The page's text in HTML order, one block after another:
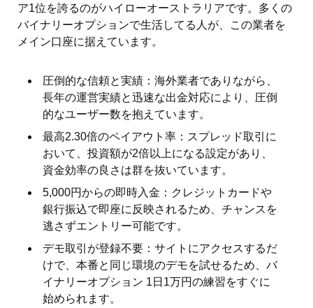
ア1位を誇るのがハイローオーストラリアです。多くの
バイナリーオプションで生活してる人が、この業者を
メイン口座に据えています。
圧倒的な信頼と実績：海外業者でありながら、
長年の運営実績と迅速な出金対応により、圧倒
的なユーザー数を抱えています。
最高2.30倍のペイアウト率：スプレッド取引に
おいて、投資額が2倍以上になる設定があり、
資金効率の良さは群を抜いています。
5,000円からの即時入金：クレジットカードや
銀行振込で即座に反映されるため、チャンスを
逃さずエントリー可能です。
デモ取引が登録不要：サイトにアクセスするだ
けで、本番と同じ環境のデモを試せるため、バ
イナリーオプション 1日1万円の練習をすぐに
始められます。